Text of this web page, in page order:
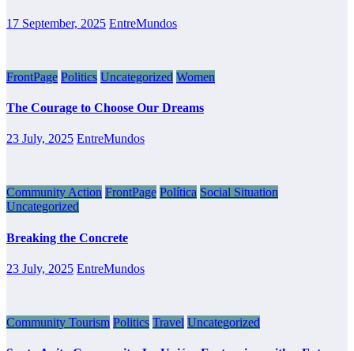
17 September, 2025 EntreMundos
FrontPage Politics Uncategorized Women
The Courage to Choose Our Dreams
23 July, 2025 EntreMundos
Community Action FrontPage Política Social Situation
Uncategorized
Breaking the Concrete
23 July, 2025 EntreMundos
Community Tourism Politics Travel Uncategorized